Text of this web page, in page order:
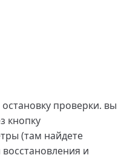
проверки. вы
кнопку
(там найдете
и